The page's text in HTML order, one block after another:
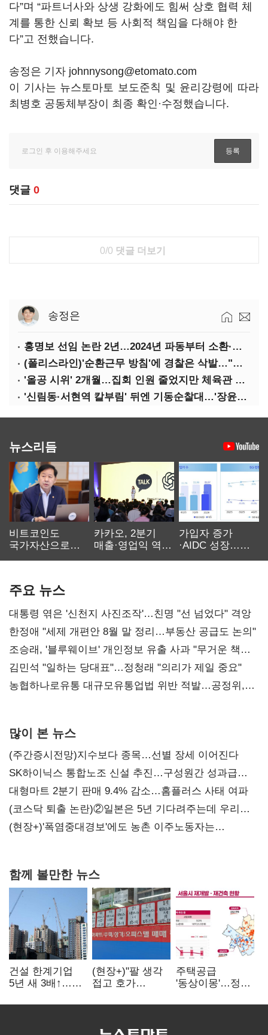
다”며 “파트너사와 상생 강화에도 힘써 상호 협력 체
계를 통한 신뢰 확보 등 사회적 책임을 다해야 한
다”고 전했습니다.
송정은 기자 johnnysong@etomato.com
이 기사는 뉴스토마토 보도준칙 및 윤리강령에 따라
최병호 공동체부장이 최종 확인·수정했습니다.
댓글 0
0/0 댓글 더보기
송정은
홍명보 선임 논란 2년…2024년 파동부터 소환·압색까지
(폴리스라인)'순환근무 방침'에 경찰은 삭발…"베테랑·수사력 보강 먼저"
'올공 시위' 2개월…집회 인원 줄었지만 체육관 봉쇄 계속
'신림동·서현역 칼부림' 뒤엔 기동순찰대…'장윤기 은폐·조작' 후엔 내부비리수사대
뉴스리듬
비트코인도
국가자산으로…'
카카오, 2분기
매출·영업익 역대
가입자 증가
·AIDC 성장…
주요 뉴스
대통령 엮은 '신천지 사진조작'…친명 "선 넘었다" 격앙
한정애 "세제 개편안 8월 말 정리…부동산 공급도 논의"
조승래, '블루웨이브' 개인정보 유출 사과 "무거운 책임
통감"
김민석 "일하는 당대표"…정청래 "의리가 제일 중요"
농협하나로유통 대규모유통업법 위반 적발…공정위,
많이 본 뉴스
(주간증시전망)지수보다 종목…선별 장세 이어진다
SK하이닉스 통합노조 신설 추진…구성원간 성과급
불만 확산
대형마트 2분기 판매 9.4% 감소…홈플러스 사태 여파
(코스닥 퇴출 논란)②일본은 5년 기다려주는데 우리는
당장 퇴출?…시간만으론 부족한 코스닥 구하기
(현장+)'폭염중대경보'에도 농촌 이주노동자는
함께 볼만한 뉴스
건설 한계기업
5년 새 3배↑…
재무 부담 확대
(현장+)"팔 생각
접고 호가
똘똘한 한 채'
주택공급
'동상이몽'…정부
없으면 '공수표'